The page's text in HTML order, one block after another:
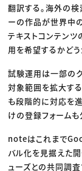
翻訳する。海外の
ーの作品が世界中
テキストコンテンツ
用を希望するかど
試験運用は一部の
対象範囲を拡大す
も段階的に対応を
けの登録フォームも
noteはこれまで
バル化を見据えた
ューズとの共同調